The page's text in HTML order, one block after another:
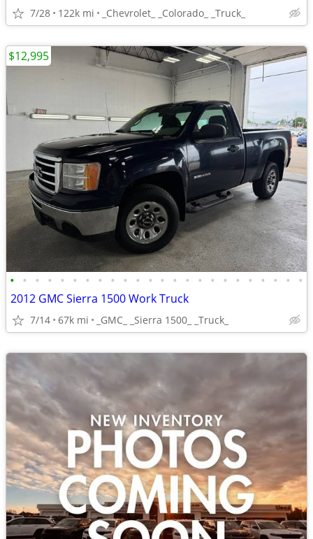
7/28 122k mi _Chevrolet_ _Colorado_ _Truck_
• • • • • • • • • • • • • • • • • • • • • • • •
2012 GMC Sierra 1500 Work Truck
7/14 67k mi _GMC_ _Sierra 1500_ _Truck_
$12,995